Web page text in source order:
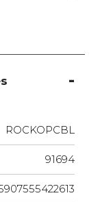
ROCKOPCBL
91694